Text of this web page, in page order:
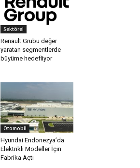
Sektörel
Renault Grubu değer
yaratan segmentlerde
büyüme hedefliyor
Otomobil
Hyundai Endonezya’da
Elektrikli Modeller İçin
Fabrika Açtı